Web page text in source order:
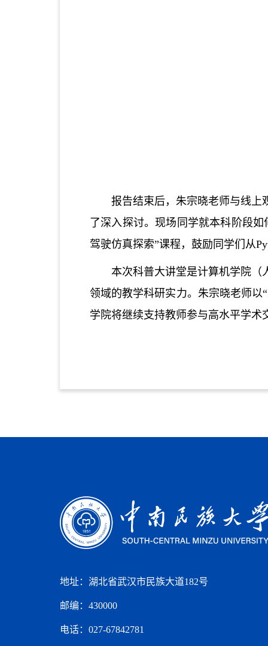
报告结束后，朱宗晓老师与线上
了深入探讨。现场同学就本科阶段
驾驶仿真探索”课程，鼓励同学们从
本次科普大讲堂是计算机学院（
领域的教学科研实力。朱宗晓老师以
学院将继续支持教师参与高水平学
地址：湖北省武汉市民族大道182号
邮编：430000
电话：027-67842781